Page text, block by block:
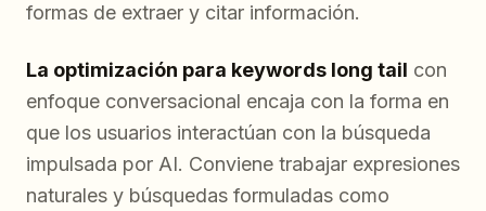
formas de extraer y citar información.
La optimización para keywords long tail con
enfoque conversacional encaja con la forma en
que los usuarios interactúan con la búsqueda
impulsada por AI. Conviene trabajar expresiones
naturales y búsquedas formuladas como